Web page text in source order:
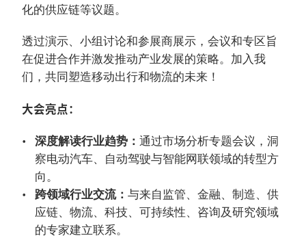
化的供应链等议题。
透过演示、小组讨论和参展商展示，会议和专区旨
在促进合作并激发推动产业发展的策略。加入我
们，共同塑造移动出行和物流的未来！
大会亮点：
深度解读行业趋势： 通过市场分析专题会议，洞
察电动汽车、自动驾驶与智能网联领域的转型方
向。
跨领域行业交流： 与来自监管、金融、制造、供
应链、物流、科技、可持续性、咨询及研究领域
的专家建立联系。